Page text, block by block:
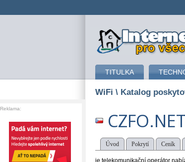
připojení k
TITULKA
WiFi \ Katalog
CZFO.NET
Úvod Pokrytí Ceník
je telekomunikační operátor
Reklama: